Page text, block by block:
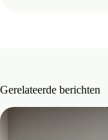
Gerelateerde berichten